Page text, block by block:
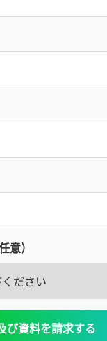
意）
び資料を請求する